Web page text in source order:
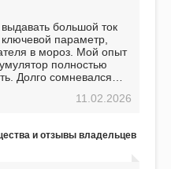
большой ток
параметр,
в мороз. Мой опыт
полностью
Долго сомневался
вложение,11.02.2026
и отзывы владельцев